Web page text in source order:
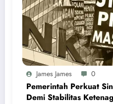
James James 0
Pemerintah Perkuat
Demi Stabilitas